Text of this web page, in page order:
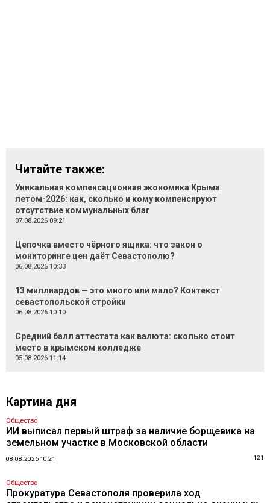
Читайте также:
Уникальная компенсационная экономика Крыма
летом-2026: как, сколько и кому компенсируют
отсутствие коммунальных благ
07.08.2026 09:21
Цепочка вместо чёрного ящика: что закон о
мониторинге цен даёт Севастополю?
06.08.2026 10:33
13 миллиардов — это много или мало? Контекст
севастопольской стройки
06.08.2026 10:10
Средний балл аттестата как валюта: сколько стоит
место в крымском колледже
05.08.2026 11:14
Картина дня
Общество
ИИ выписал первый штраф за наличие борщевика на
земельном участке в Московской области
08.08.2026 10:21 121
Общество
Прокуратура Севастополя проверила ход